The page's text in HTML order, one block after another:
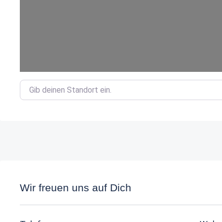
Gib deinen Standort ein.
Wir freuen uns auf Dich